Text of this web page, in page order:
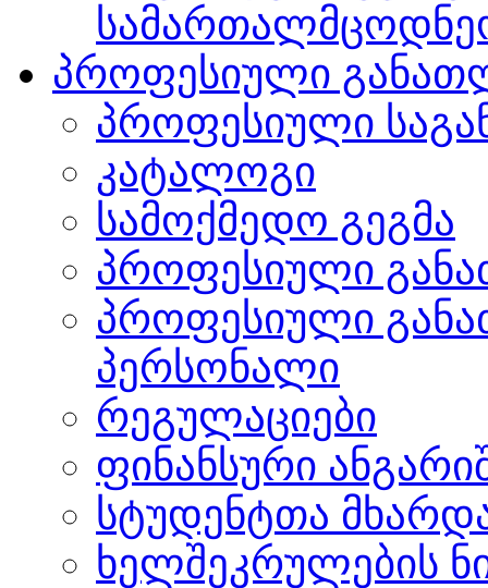
პროფესიული
პროფესიული
კატალოგი
სამოქმედო გეგმა
პროფესიული
პროფესიული
პერსონალი
რეგულაციები
ფინანსური
სტუდენტთა
ხელშეკრულების